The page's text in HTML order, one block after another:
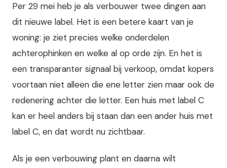
Per 29 mei heb je als verbouwer twee dingen aan
dit nieuwe label. Het is een betere kaart van je
woning: je ziet precies welke onderdelen
achterophinken en welke al op orde zijn. En het is
een transparanter signaal bij verkoop, omdat kopers
voortaan niet alleen die ene letter zien maar ook de
redenering achter die letter. Een huis met label C
kan er heel anders bij staan dan een ander huis met
label C, en dat wordt nu zichtbaar.
Als je een verbouwing plant en daarna wilt